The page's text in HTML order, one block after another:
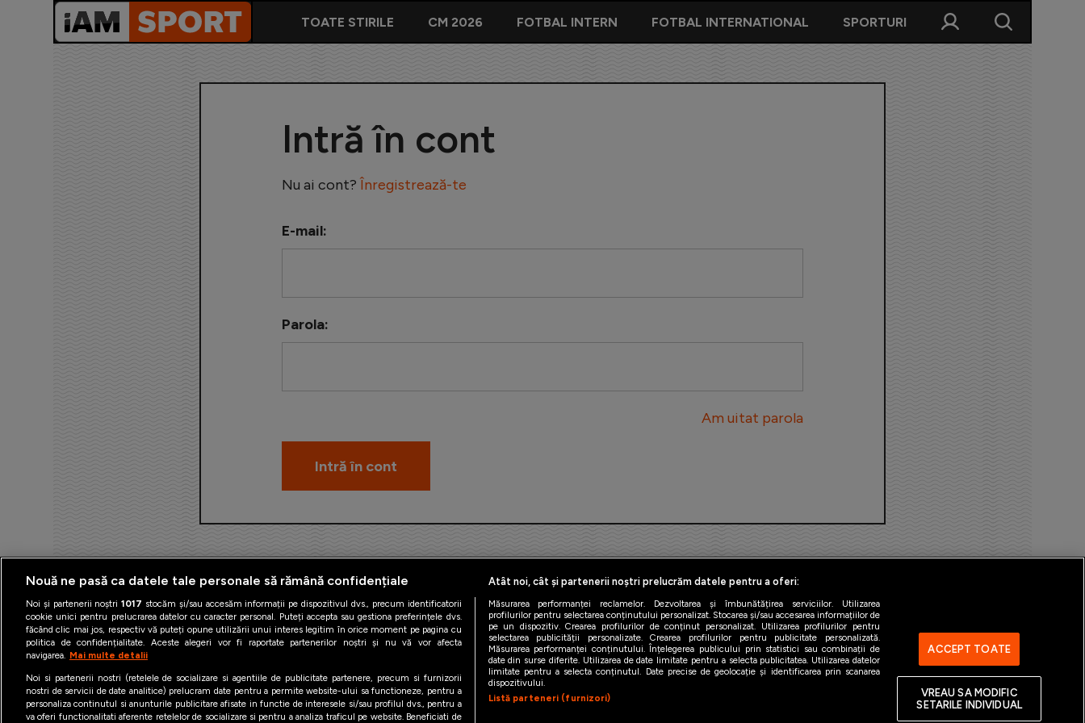
TOATE STIRILE CM 2026 FOTBAL INTERN FOTBAL INTERNATIONAL SPORTURI
Intră în cont
Nu ai cont? Înregistrează-te
E-mail:
Parola:
Am uitat parola
iAMsport.ro © 2026
Politica de utilizare Cookies Cine suntem Contact Gestionați preferințele
Nouă ne pasă ca datele tale personale să rămână confidențiale
Noi și partenerii noștri1017 stocăm și/sau accesăm informații pe dispozitivul dvs., precum identificatorii
cookie unici pentru prelucrarea datelor cu caracter personal. Puteți accepta sau gestiona preferințele dvs.
făcând clic mai jos, respectiv vă puteți opune utilizării unui interes legitim în orice moment pe pagina cu
politica de confidențialitate. Aceste alegeri vor fi raportate partenerilor noștri și nu vă vor afecta
navigarea. Mai multe detalii
Noi si partenerii nostri (retelele de socializare si agentiile de publicitate partenere, precum si furnizorii
nostri de servicii de date analitice) prelucram date pentru a permite website-ului sa functioneze, pentru a
personaliza continutul si anunturile publicitare afisate in functie de interesele si/sau profilul dvs., pentru a
va oferi functionalitati aferente retelelor de socializare si pentru a analiza traficul pe website. Beneficiati de
Atât noi, cât și partenerii noștri prelucrăm datele pentru a oferi:
Măsurarea performanței reclamelor. Dezvoltarea și îmbunătățirea serviciilor. Utilizarea
profilurilor pentru selectarea conținutului personalizat. Stocarea și/sau accesarea informațiilor de
pe un dispozitiv. Crearea profilurilor de conținut personalizat. Utilizarea profilurilor pentru
selectarea publicității personalizate. Crearea profilurilor pentru publicitate personalizată.
Măsurarea performanței conținutului. Înțelegerea publicului prin statistici sau combinații de
date din surse diferite. Utilizarea de date limitate pentru a selecta publicitatea. Utilizarea datelor
limitate pentru a selecta conținutul. Date precise de geolocație și identificarea prin scanarea
dispozitivului.
Listă parteneri (furnizori)
ACCEPT TOATE
VREAU SA MODIFIC
SETARILE INDIVIDUAL